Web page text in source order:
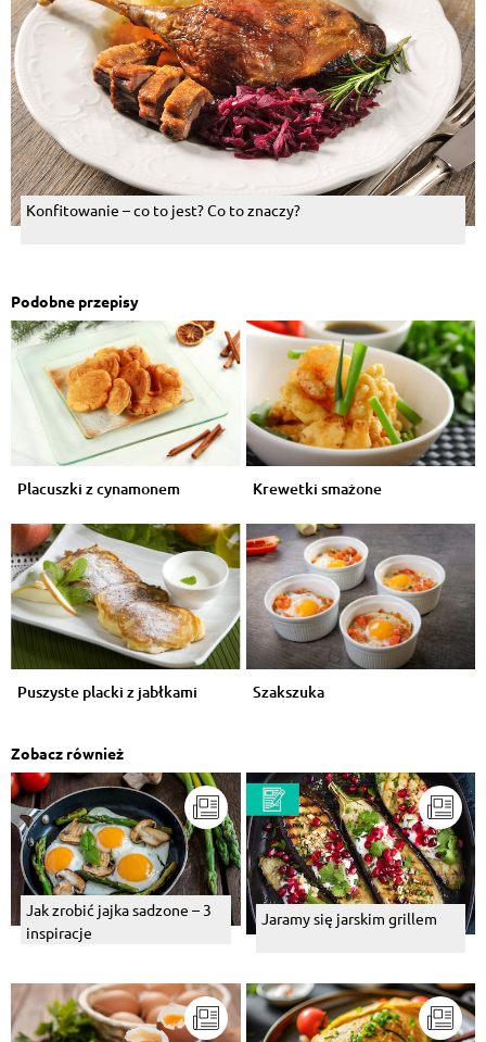
Konfitowanie – co to jest? Co to znaczy?
Podobne przepisy
Placuszki z cynamonem Krewetki smażone
Puszyste placki z jabłkami Szakszuka
Zobacz również
Jak zrobić jajka sadzone – 3
inspiracje
Jaramy się jarskim grillem